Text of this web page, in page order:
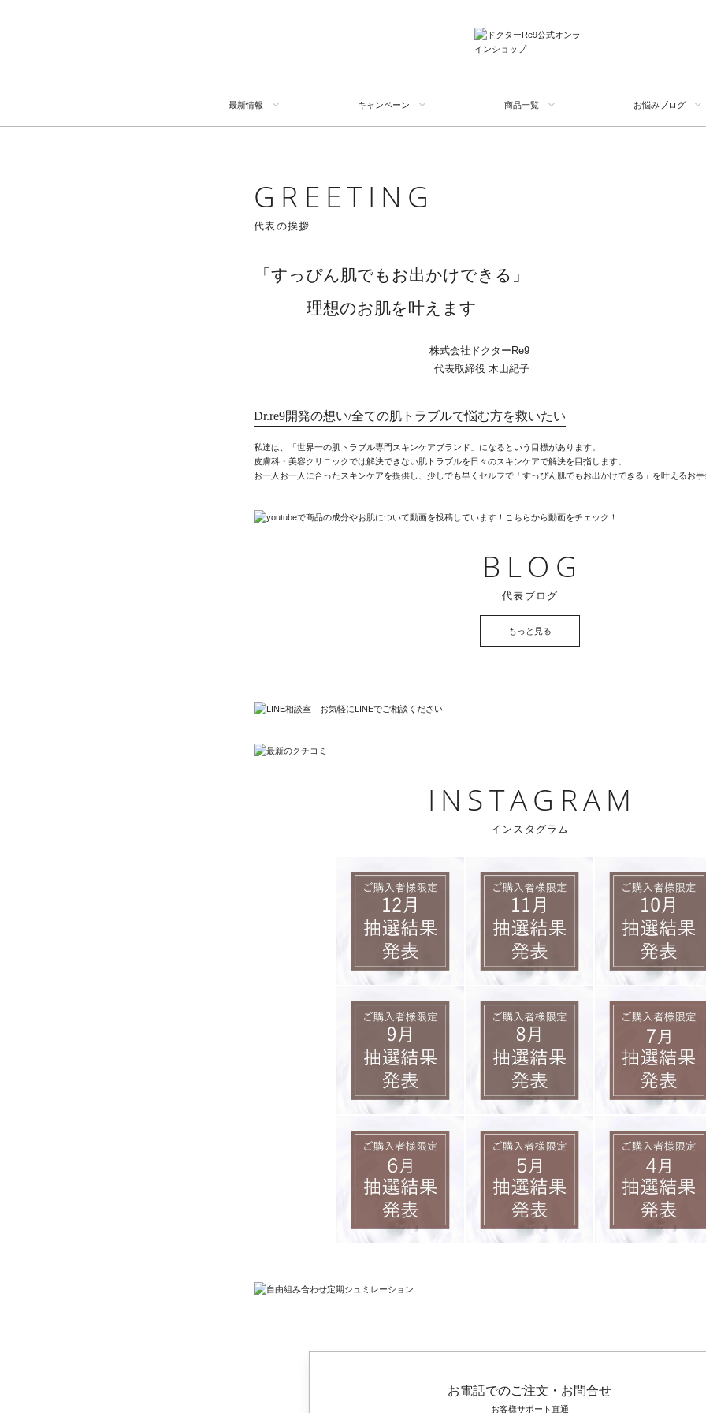
最新情報 キャンペーン 商品一覧 お悩みブログ
GREETING
代表の挨拶
「すっぴん肌でもお出かけできる」
理想のお肌を叶えます
株式会社ドクターRe9
代表取締役 木山紀子
Dr.re9開発の想い/全ての肌トラブルで悩む方を救いたい
私達は、「世界一の肌トラブル専門スキンケアブランド」になるという目標があります。
皮膚科・美容クリニックでは解決できない肌トラブルを日々のスキンケアで解決を目指します。
お一人お一人に合ったスキンケアを提供し、少しでも早くセルフで「すっぴん肌でもお出かけできる」を叶えるお手
BLOG
代表ブログ
もっと見る
INSTAGRAM
インスタグラム
お電話でのご注文・お問合せ
お客様サポート直通